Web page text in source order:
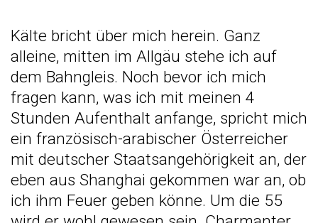
Kälte bricht über mich herein. Ganz
alleine, mitten im Allgäu stehe ich auf
dem Bahngleis. Noch bevor ich mich
fragen kann, was ich mit meinen 4
Stunden Aufenthalt anfange, spricht mich
ein französisch-arabischer Österreicher
mit deutscher Staatsangehörigkeit an, der
eben aus Shanghai gekommen war an, ob
ich ihm Feuer geben könne. Um die 55